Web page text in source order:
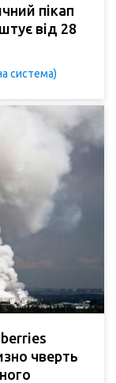
пікап
від 28
система)
чверть